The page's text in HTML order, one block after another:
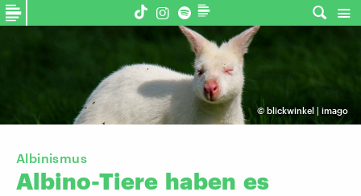
© blickwinkel | imago
Albinismus
Albino-Tiere haben es